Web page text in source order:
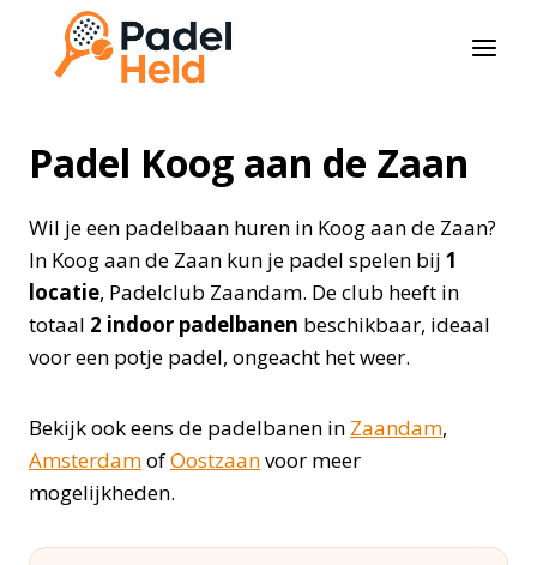
Doorgaan
inhoud
Padel Koog aan de Zaan
Wil je een padelbaan huren in Koog aan de Zaan?
In Koog aan de Zaan kun je padel spelen bij 1
locatie, Padelclub Zaandam. De club heeft in
totaal 2 indoor padelbanen beschikbaar, ideaal
voor een potje padel, ongeacht het weer.
Bekijk ook eens de padelbanen in Zaandam,
AmsterdamofOostzaanvoor meer
mogelijkheden.